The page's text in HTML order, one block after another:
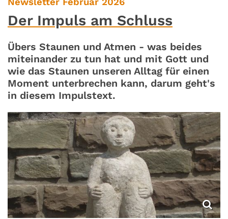
Der Impuls am Schluss
Übers Staunen und Atmen - was beides
miteinander zu tun hat und mit Gott und
wie das Staunen unseren Alltag für einen
Moment unterbrechen kann, darum geht's
in diesem Impulstext.